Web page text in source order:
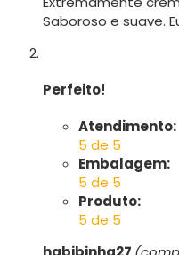
Saboroso e suave.
Perfeito!
Atendimento:
5 de 5
Embalagem:
5 de 5
Produto:
5 de 5